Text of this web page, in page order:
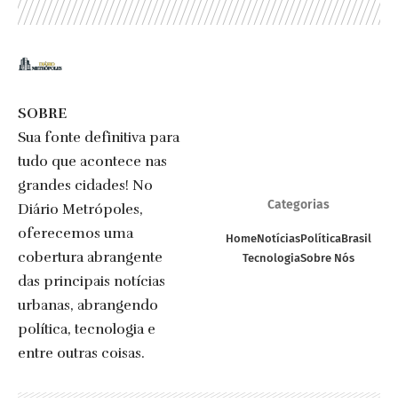
SOBRE
Sua fonte definitiva para
tudo que acontece nas
grandes cidades! No
Diário Metrópoles,
oferecemos uma
cobertura abrangente
das principais notícias
urbanas, abrangendo
política, tecnologia e
entre outras coisas.
Categorias
HomeNotíciasPolíticaBrasil
TecnologiaSobre Nós